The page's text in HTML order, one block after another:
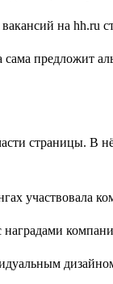
предложит
страницы.
участвовала